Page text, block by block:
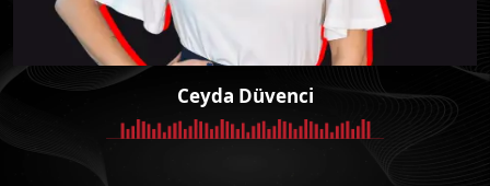
Ceyda Düvenci